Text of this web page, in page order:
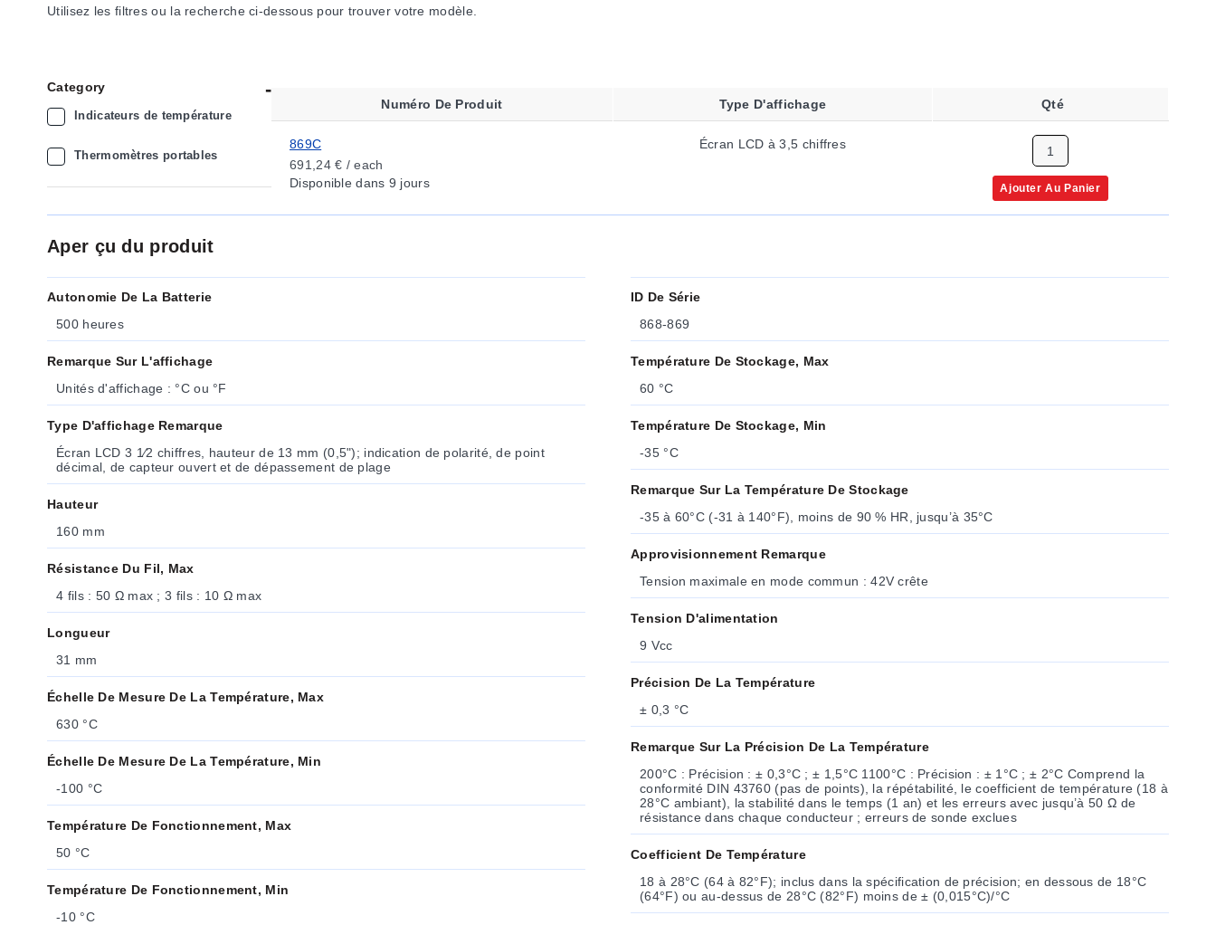
Utilisez les filtres ou la recherche ci-dessous pour trouver votre modèle.
Category
Indicateurs de température
Thermomètres portables
Numéro De Produit Type D'affichage Qté
869C
691,24 € / each
Disponible dans 9 jours
Écran LCD à 3,5 chiffres
Ajouter Au Panier
Aper çu du produit
Autonomie De La Batterie
500 heures
Remarque Sur L'affichage
Unités d'affichage : °C ou °F
Type D'affichage Remarque
Écran LCD 3 1⁄2 chiffres, hauteur de 13 mm (0,5"); indication de polarité, de point
décimal, de capteur ouvert et de dépassement de plage
Hauteur
160 mm
Résistance Du Fil, Max
4 fils : 50 Ω max ; 3 fils : 10 Ω max
Longueur
31 mm
Échelle De Mesure De La Température, Max
630 °C
Échelle De Mesure De La Température, Min
-100 °C
Température De Fonctionnement, Max
50 °C
Température De Fonctionnement, Min
-10 °C
ID De Série
868-869
Température De Stockage, Max
60 °C
Température De Stockage, Min
-35 °C
Remarque Sur La Température De Stockage
-35 à 60°C (-31 à 140°F), moins de 90 % HR, jusqu’à 35°C
Approvisionnement Remarque
Tension maximale en mode commun : 42V crête
Tension D'alimentation
9 Vcc
Précision De La Température
± 0,3 °C
Remarque Sur La Précision De La Température
200°C : Précision : ± 0,3°C ; ± 1,5°C 1100°C : Précision : ± 1°C ; ± 2°C Comprend la
conformité DIN 43760 (pas de points), la répétabilité, le coefficient de température (18 à
28°C ambiant), la stabilité dans le temps (1 an) et les erreurs avec jusqu’à 50 Ω de
résistance dans chaque conducteur ; erreurs de sonde exclues
Coefficient De Température
18 à 28°C (64 à 82°F); inclus dans la spécification de précision; en dessous de 18°C
(64°F) ou au-dessus de 28°C (82°F) moins de ± (0,015°C)/°C